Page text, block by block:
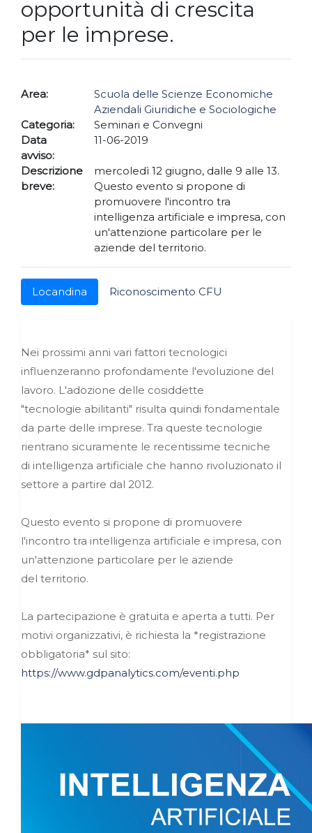
opportunità di crescita
per le imprese.
Area:
Scuola delle Scienze Economiche
Aziendali Giuridiche e Sociologiche
Categoria:
Seminari e Convegni
Data
avviso:
11-06-2019
Descrizione
breve:
mercoledì 12 giugno, dalle 9 alle 13.
Questo evento si propone di
promuovere l'incontro tra
intelligenza artificiale e impresa, con
un'attenzione particolare per le
aziende del territorio.
Locandina Riconoscimento CFU
Nei prossimi anni vari fattori tecnologici
influenzeranno profondamente l'evoluzione del
lavoro. L'adozione delle cosiddette
"tecnologie abilitanti" risulta quindi fondamentale
da parte delle imprese. Tra queste tecnologie
rientrano sicuramente le recentissime tecniche
di intelligenza artificiale che hanno rivoluzionato il
settore a partire dal 2012.
Questo evento si propone di promuovere
l'incontro tra intelligenza artificiale e impresa, con
un'attenzione particolare per le aziende
del territorio.
La partecipazione è gratuita e aperta a tutti. Per
motivi organizzativi, è richiesta la *registrazione
obbligatoria* sul sito:
https://www.gdpanalytics.com/eventi.php